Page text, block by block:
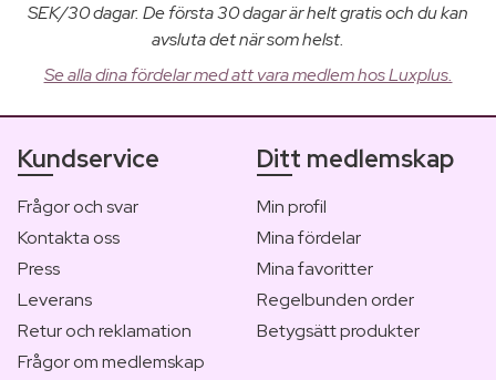
SEK/30 dagar. De första 30 dagar är helt gratis och du kan
avsluta det när som helst.
Se alla dina fördelar med att vara medlem hos Luxplus.
Kundservice
Frågor och svar
Kontakta oss
Press
Leverans
Retur och reklamation
Frågor om medlemskap
Ditt medlemskap
Min profil
Mina fördelar
Mina favoritter
Regelbunden order
Betygsätt produkter